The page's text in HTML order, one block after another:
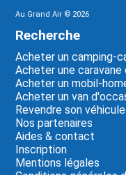
Au Grand Air © 2026
Recherche
Acheter un camping-
Acheter une caravane
Acheter un mobil-
Acheter un van
Revendre son véhicule
Nos partenaires
Aides & contact
Inscription
Mentions légales